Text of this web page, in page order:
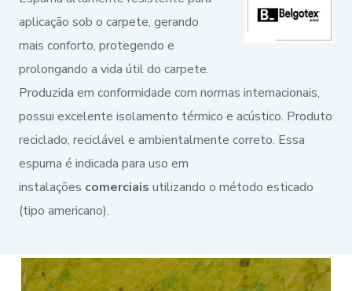
aplicação sob o carpete, gerando
mais conforto, protegendo e
prolongando a vida útil do carpete.
Produzida em conformidade com normas internacionais,
possui excelente isolamento térmico e acústico. Produto
reciclado, reciclável e ambientalmente correto. Essa
espuma é indicada para uso em
instalações comerciais utilizando o método esticado
(tipo americano).